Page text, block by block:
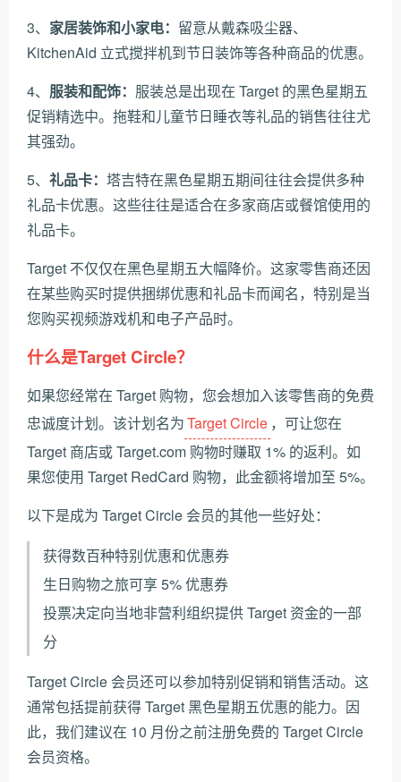
3、 家居装饰和小家电： 留意从戴森吸尘器、
KitchenAid 立式搅拌机到节日装饰等各种商品的优惠。
4、 服装和配饰： 服装总是出现在 Target 的黑色星期五
促销精选中。拖鞋和儿童节日睡衣等礼品的销售往往尤
其强劲。
5、 礼品卡： 塔吉特在黑色星期五期间往往会提供多种
礼品卡优惠。这些往往是适合在多家商店或餐馆使用的
礼品卡。
Target 不仅仅在黑色星期五大幅降价。这家零售商还因
在某些购买时提供捆绑优惠和礼品卡而闻名，特别是当
您购买视频游戏机和电子产品时。
什么是Target Circle？
如果您经常在 Target 购物，您会想加入该零售商的免费
忠诚度计划。该计划名为Target Circle ，可让您在
Target 商店或 Target.com 购物时赚取 1% 的返利。如
果您使用 Target RedCard 购物，此金额将增加至 5%。
以下是成为 Target Circle 会员的其他一些好处：
获得数百种特别优惠和优惠券
生日购物之旅可享 5% 优惠券
投票决定向当地非营利组织提供 Target 资金的一部
分
Target Circle 会员还可以参加特别促销和销售活动。这
通常包括提前获得 Target 黑色星期五优惠的能力。因
此，我们建议在 10 月份之前注册免费的 Target Circle
会员资格。